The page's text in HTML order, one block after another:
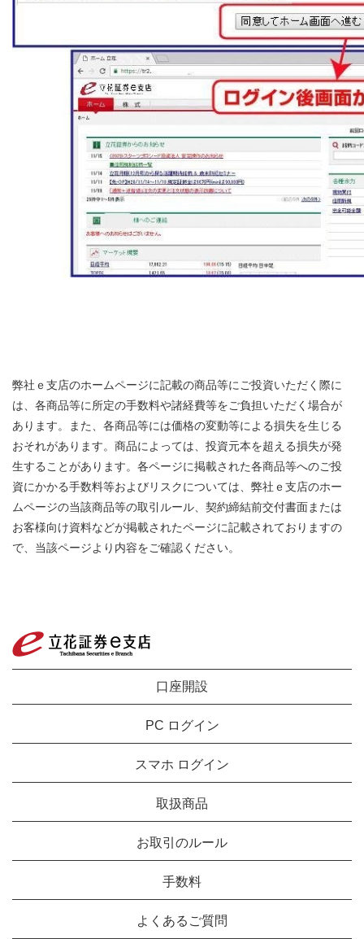
弊社ｅ支店のホームページに記載の商品等にご投資いただく際に
は、各商品等に所定の手数料や諸経費等をご負担いただく場合が
あります。また、各商品等には価格の変動等による損失を生じる
おそれがあります。商品によっては、投資元本を超える損失が発
生することがあります。各ページに掲載された各商品等へのご投
資にかかる手数料等およびリスクについては、弊社ｅ支店のホー
ムページの当該商品等の取引ルール、契約締結前交付書面または
お客様向け資料などが掲載されたページに記載されておりますの
で、当該ページより内容をご確認ください。
口座開設
PC ログイン
スマホ ログイン
取扱商品
お取引のルール
手数料
よくあるご質問